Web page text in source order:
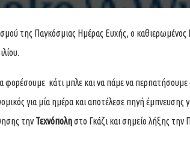
της Παγκόσμιας Ημέρας Ευχής, ο
φορέσουμε κάτι μπλε και να πάμε να περπατήσουμε
για μία ημέρα και αποτέλεσε πηγή
την Τεχνόποληστο Γκάζι και σημείο λήξης